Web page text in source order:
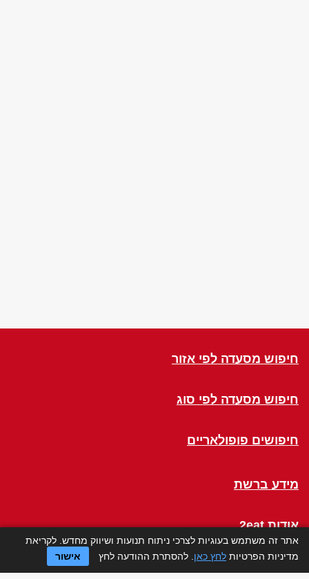
חיפוש מסעדה לפי אזור
חיפוש מסעדה לפי סוג
חיפושים פופולאריים
מידע ברשת
אודות 2eat
Click a Table
אתר זה משתמש בעוגיות לצרכי ניתוח תנועות ושיווק מחדש. לקריאת
מדיניות הפרטיות לחץ כאן . להסתרת ההודעה לחץ אישור